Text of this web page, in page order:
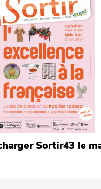
Sortir43 le